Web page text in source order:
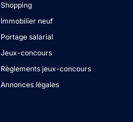
Shopping
Immobilier neuf
Portage salarial
Jeux-concours
Règlements jeux-concours
Annonces légales